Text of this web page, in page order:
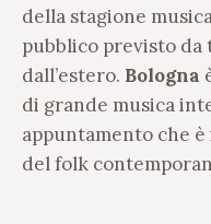
della stagione
pubblico previsto da
dall’estero. Bologna
di grande musica
appuntamento che
del folk